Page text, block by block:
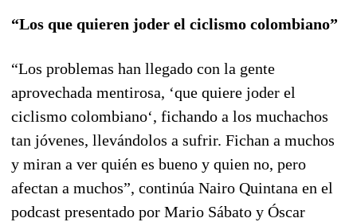
“Los que quieren joder el ciclismo colombiano”
“Los problemas han llegado con la gente
aprovechada mentirosa, ‘que quiere joder el
ciclismo colombiano‘, fichando a los muchachos
tan jóvenes, llevándolos a sufrir. Fichan a muchos
y miran a ver quién es bueno y quien no, pero
afectan a muchos”, continúa Nairo Quintana en el
podcast presentado por Mario Sábato y Óscar